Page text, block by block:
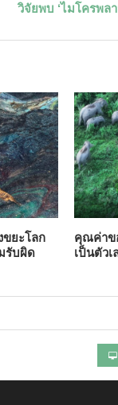
วิจัยพบ ‘ไมโครพล
ขยะโลก
รับผิด
คุณค่าข
เป็นตัว